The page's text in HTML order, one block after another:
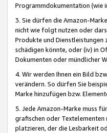
Programmdokumentation (wie
3. Sie dürfen die Amazon-
nicht wie folgt nutzen oder
Produkte und Dienstleistungen
schädigen könnte, oder (iv) in
Dokumenten oder mündlicher
4. Wir werden Ihnen ein Bild
verändern. So dürfen Sie
Marke hinzufügen bzw.
5. Jede Amazon-Marke muss
grafischen oder Textelementen
platzieren, der die Lesbarkeit